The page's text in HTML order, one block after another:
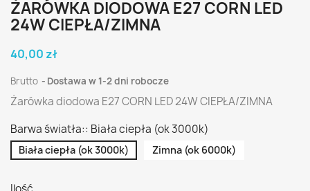
ŻARÓWKA DIODOWA E27 CORN LED
24W CIEPŁA/ZIMNA
40,00 zł
Brutto Dostawa w 1-2 dni robocze
Żarówka diodowa E27 CORN LED 24W CIEPŁA/ZIMNA
Barwa światła:: Biała ciepła (ok 3000k)
Biała ciepła (ok 3000k) Zimna (ok 6000k)